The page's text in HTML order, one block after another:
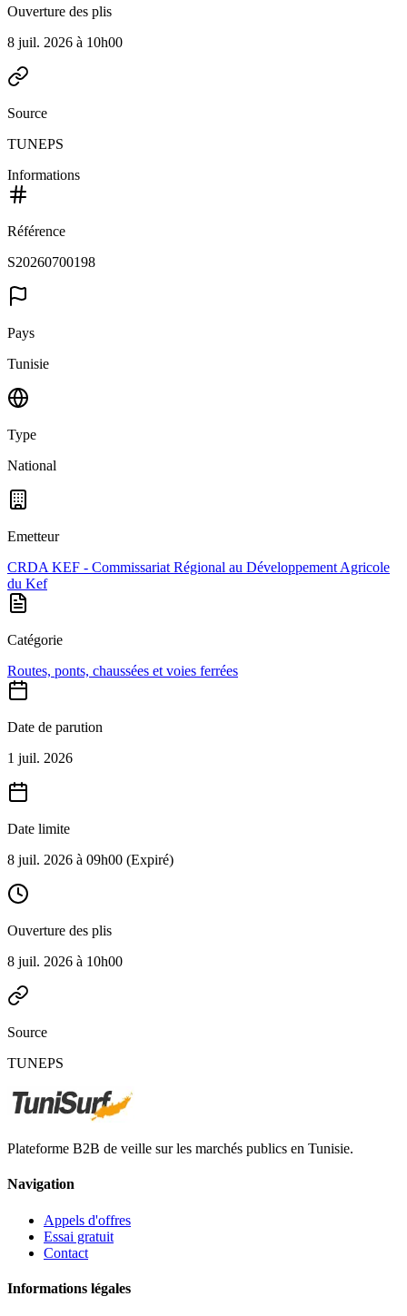
Ouverture des plis
8 juil. 2026 à 10h00
Source
TUNEPS
Informations
Référence
S20260700198
Pays
Tunisie
Type
National
Emetteur
CRDA KEF - Commissariat Régional au Développement Agricole
du Kef
Catégorie
Routes, ponts, chaussées et voies ferrées
Date de parution
1 juil. 2026
Date limite
8 juil. 2026 à 09h00 (Expiré)
Ouverture des plis
8 juil. 2026 à 10h00
Source
TUNEPS
Plateforme B2B de veille sur les marchés publics en Tunisie.
Navigation
Appels d'offres
Essai gratuit
Contact
Informations légales